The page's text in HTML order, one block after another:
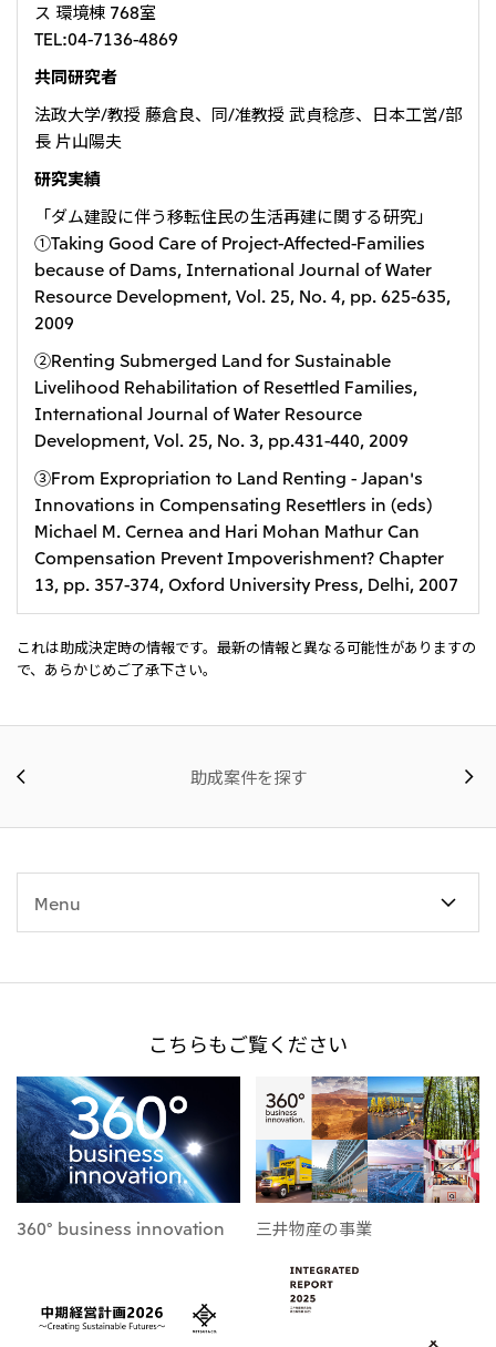
ス 環境棟 768室
TEL:04-7136-4869
共同研究者
法政大学/教授 藤倉良、同/准教授 武貞稔彦、日本工営/部
長 片山陽夫
研究実績
「ダム建設に伴う移転住民の生活再建に関する研究」
①Taking Good Care of Project-Affected-Families
because of Dams, International Journal of Water
Resource Development, Vol. 25, No. 4, pp. 625-635,
2009
②Renting Submerged Land for Sustainable
Livelihood Rehabilitation of Resettled Families,
International Journal of Water Resource
Development, Vol. 25, No. 3, pp.431-440, 2009
③From Expropriation to Land Renting - Japan's
Innovations in Compensating Resettlers in (eds)
Michael M. Cernea and Hari Mohan Mathur Can
Compensation Prevent Impoverishment? Chapter
13, pp. 357-374, Oxford University Press, Delhi, 2007
これは助成決定時の情報です。最新の情報と異なる可能性がありますの
で、あらかじめご了承下さい。
助成案件を探す
Menu
こちらもご覧ください
360° business innovation 三井物産の事業